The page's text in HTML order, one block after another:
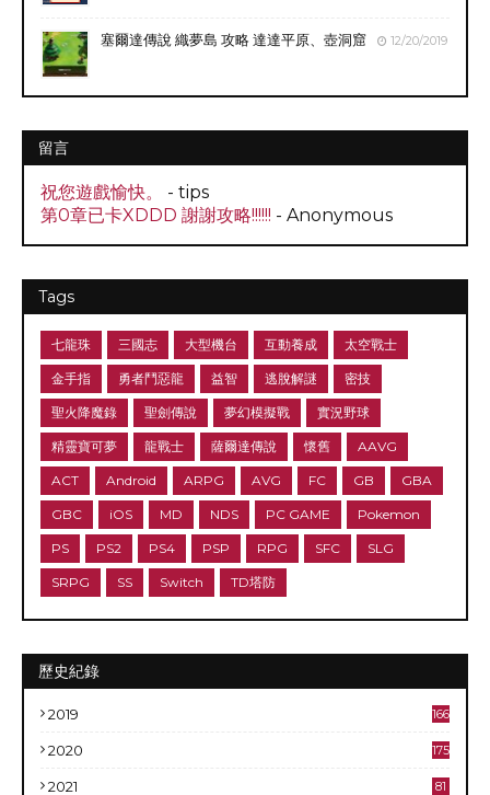
塞爾達傳說 織夢島 攻略 達達平原、壺洞窟 12/20/2019
留言
祝您遊戲愉快。
- tips
第0章已卡XDDD 謝謝攻略!!!!!! - Anonymous
Tags
七龍珠 三國志 大型機台 互動養成 太空戰士
金手指 勇者鬥惡龍 益智 逃脫解謎 密技
聖火降魔錄 聖劍傳說 夢幻模擬戰 實況野球
精靈寶可夢 龍戰士 薩爾達傳說 懷舊 AAVG
ACT Android ARPG AVG FC GB GBA
GBC iOS MD NDS PC GAME Pokemon
PS PS2 PS4 PSP RPG SFC SLG
SRPG SS Switch TD塔防
歷史紀錄
2019 166
2020 175
2021 81